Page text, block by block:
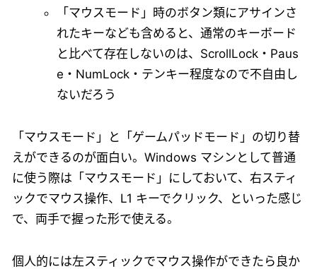
「マウスモード」時のボタン類にアサインさ
れたキーなども含めると、通常のキーボード
と比べて存在しないのは、ScrollLock・Paus
e・NumLock・テンキー程度なので不自由し
ないだろう
「マウスモード」と「ゲームパッドモード」の切り替
えができるのが面白い。Windows マシンとして普通
に使う際は「マウスモード」にしておいて、右スティ
ックでマウス操作、L1 キーでクリック、といった感じ
で、両手で握った形で使える。
個人的には左スティックでマウス操作ができたら良か